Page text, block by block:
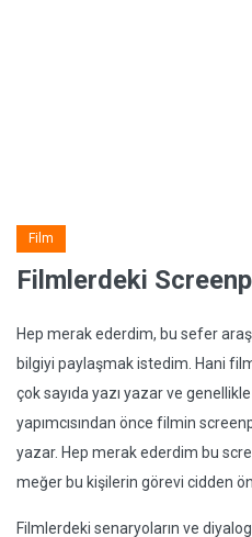
Film
Filmlerdeki
Hep merak ederdim, bu sefer
bilgiyi paylaşmak istedim. Hani
çok sayıda yazı yazar ve
yapımcısından önce filmin
yazar. Hep merak ederdim bu
meğer bu kişilerin görevi cidden
Filmlerdeki senaryoların ve